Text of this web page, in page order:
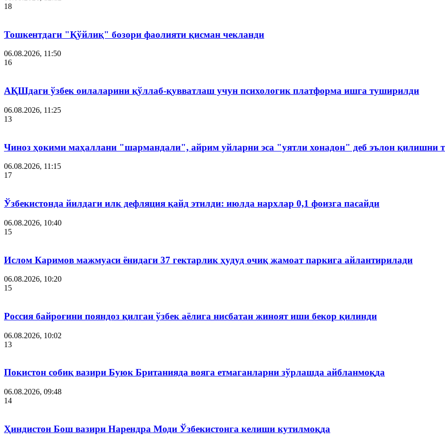
18
Тошкентдаги "Қўйлиқ" бозори фаолияти қисман чекланди
06.08.2026, 11:50
16
АҚШдаги ўзбек оилаларини қўллаб-қувватлаш учун психологик платформа ишга туширилди
06.08.2026, 11:25
13
Чиноз ҳокими маҳаллани "шармандали", айрим уйларни эса "уятли хонадон" деб эълон қилишни
06.08.2026, 11:15
17
Ўзбекистонда йилдаги илк дефляция қайд этилди: июлда нархлар 0,1 фоизга пасайди
06.08.2026, 10:40
15
Ислом Каримов мажмуаси ёнидаги 37 гектарлик ҳудуд очиқ жамоат паркига айлантирилади
06.08.2026, 10:20
15
Россия байроғини пояндоз қилган ўзбек аёлига нисбатан жиноят иши бекор қилинди
06.08.2026, 10:02
13
Покистон собиқ вазири Буюк Британияда вояга етмаганларни зўрлашда айбланмоқда
06.08.2026, 09:48
14
Ҳиндистон Бош вазири Нарендра Моди Ўзбекистонга келиши кутилмоқда